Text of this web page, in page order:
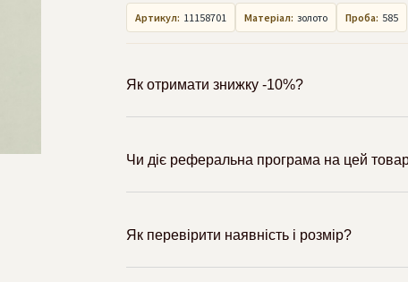
Артикул: 11158701 Матеріал: золото Проба: 585
Як отримати знижку -10%?
Чи діє реферальна програма на цей
Як перевірити наявність і розмір?